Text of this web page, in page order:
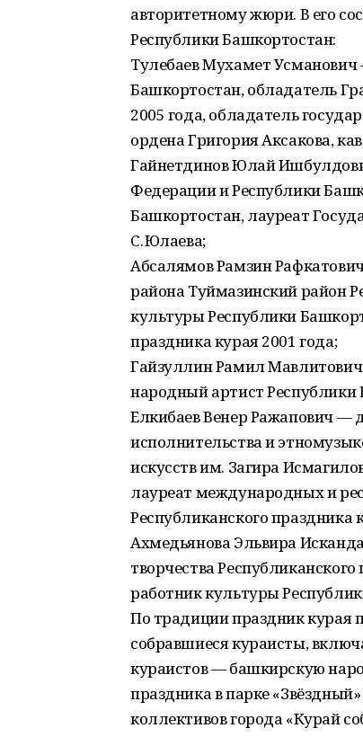
авторитетному жюри. В его
Республики Башкортостан:
Тулебаев Мухамет
Башкортостан, обладатель
2005 года, обладатель
ордена Григория Аксакова,
Гайнетдинов Юлай
Федерации и Республики
Башкортостан, лауреат
С. Юлаева;
Абсалямов Рамзин
района Туймазинский район
культуры Республики
праздника курая 2001 года;
Гайзуллин Рамил
народный артист Республики
Елкибаев Венер Ражапович —
исполнительства и
искусств им. Загира
лауреат международных и
Республиканского праздника
Ахмедьянова Эльвира
творчества
работник культуры
По традиции праздник курая
собравшиеся кураисты,
кураистов — башкирскую
праздника в парке
коллективов города «Курай